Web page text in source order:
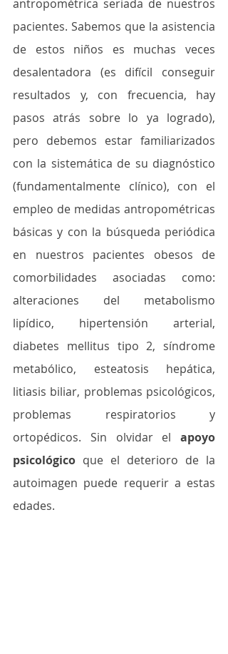
antropométrica seriada de nuestros
pacientes. Sabemos que la asistencia
de estos niños es muchas veces
desalentadora (es difícil conseguir
resultados y, con frecuencia, hay
pasos atrás sobre lo ya logrado),
pero debemos estar familiarizados
con la sistemática de su diagnóstico
(fundamentalmente clínico), con el
empleo de medidas antropométricas
básicas y con la búsqueda periódica
en nuestros pacientes obesos de
comorbilidades asociadas como:
alteraciones del metabolismo
lipídico, hipertensión arterial,
diabetes mellitus tipo 2, síndrome
metabólico, esteatosis hepática,
litiasis biliar, problemas psicológicos,
problemas respiratorios y
ortopédicos. Sin olvidar el apoyo
psicológico que el deterioro de la
autoimagen puede requerir a estas
edades.